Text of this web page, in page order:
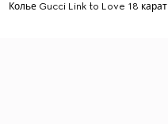
Колье Gucci Link to Love 18 карат